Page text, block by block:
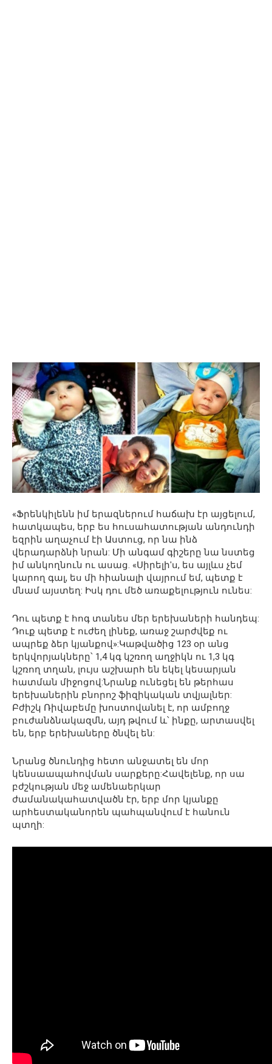
«Ֆրենկիլենն իմ երազներում հաճախ էր այցելում,
հատկապես, երբ ես հուսահատության անդունդի
եզրին աղաչում էի Աստուց, որ նա ինձ
վերադարձնի նրան: Մի անգամ գիշերը նա նստեց
իմ անկողնուն ու ասաց. «Սիրելիʹս, ես այլևս չեմ
կարող գալ, ես մի հիանալի վայրում եմ, պետք է
մնամ այստեղ: Իսկ դու մեծ առաքելություն ունես:
Դու պետք է հոգ տանես մեր երեխաների հանդեպ:
Դուք պետք է ուժեղ լինեք, առաջ շարժվեք ու
ապրեք ձեր կյանքով»:Կաթվածից 123 օր անց
երկվորյակները՝ 1,4 կգ կշռող աղջիկն ու 1,3 կգ
կշռող տղան, լույս աշխարհ են եկել կեսարյան
հատման միջոցով:Նրանք ունեցել են թերհաս
երեխաներին բնորոշ ֆիզիկական տվյալներ:
Բժիշկ Ռիվաբեմը խոստովանել է, որ ամբողջ
բուժանձնակազմն, այդ թվում և՝ ինքը, արտասվել
են, երբ երեխաները ծնվել են:
Նրանց ծնունդից հետո անջատել են մոր
կենսաապահովման սարքերը:Հավելենք, որ սա
բժշկության մեջ ամենաերկար
ժամանակահատվածն էր, երբ մոր կյանքը
արհեստականորեն պահպանվում է հանուն
պտղի: